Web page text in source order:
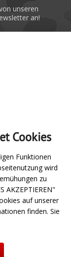
unseren
an!
Cookies
Funktionen
wird
zu
AKZEPTIEREN"
auf unserer
finden. Sie